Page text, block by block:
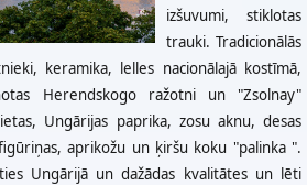
izšuvumi, stiklotas
trauki. Tradicionālās
keramika, lelles nacionālajā kostīmā,
Herendskogo ražotni un "Zsolnay"
Ungārijas paprika, zosu aknu, desas
aprikožu un ķiršu koku "palinka ".
Ungārijā un dažādas kvalitātes un lēti